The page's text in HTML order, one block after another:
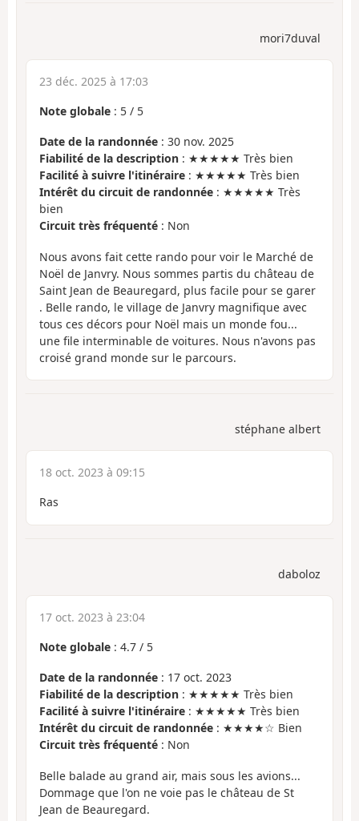
mori7duval
23 déc. 2025 à 17:03
Note globale : 5 / 5
Date de la randonnée : 30 nov. 2025
Fiabilité de la description : ★★★★★ Très bien
Facilité à suivre l'itinéraire : ★★★★★ Très bien
Intérêt du circuit de randonnée : ★★★★★ Très
bien
Circuit très fréquenté : Non
Nous avons fait cette rando pour voir le Marché de
Noël de Janvry. Nous sommes partis du château de
Saint Jean de Beauregard, plus facile pour se garer
. Belle rando, le village de Janvry magnifique avec
tous ces décors pour Noël mais un monde fou...
une file interminable de voitures. Nous n'avons pas
croisé grand monde sur le parcours.
stéphane albert
18 oct. 2023 à 09:15
Ras
daboloz
17 oct. 2023 à 23:04
Note globale : 4.7 / 5
Date de la randonnée : 17 oct. 2023
Fiabilité de la description : ★★★★★ Très bien
Facilité à suivre l'itinéraire : ★★★★★ Très bien
Intérêt du circuit de randonnée : ★★★★☆ Bien
Circuit très fréquenté : Non
Belle balade au grand air, mais sous les avions...
Dommage que l'on ne voie pas le château de St
Jean de Beauregard.